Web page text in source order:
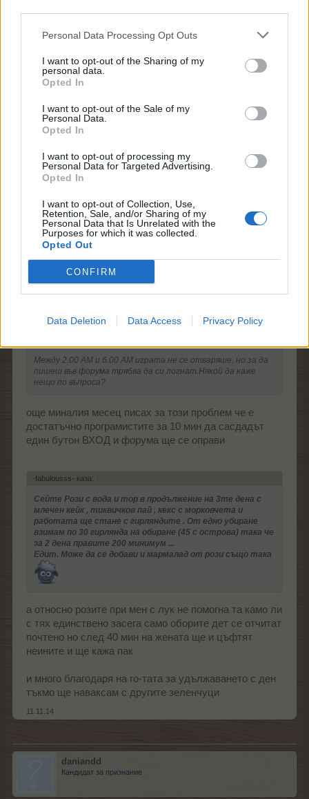
Personal Data Processing Opt Outs
I want to opt-out of the Sharing of my
personal data.
Opted In
I want to opt-out of the Sale of my
Personal Data.
Opted In
I want to opt-out of processing my
Personal Data for Targeted Advertising.
Opted In
I want to opt-out of Collection, Use,
Retention, Sale, and/or Sharing of my
Personal Data that Is Unrelated with the
Purposes for which it was collected.
Opted Out
CONFIRM
Data Deletion Data Access Privacy Policy
eeeeeeeve1 каза:↑
Е не ама мноого стисната работа с тези гирлянди де-от
1 поле и 30 дървета цяял един гирлянд
Мммм даа, и при мен вчера имаше такъв случай. На
купите ми са на дървото и съм сложила Хари
Кравайчето там, направо не повярвах на очите си
било затягано кранчето, но такова чудо не бях
виждала.
11.11.14
Между 2.00 АМ и 6.00 АМ играта не се отваряше, но за да
пишеш във форума трябва да си логнат.Някой да каже
нещо по въпроса?
още миналия месец писах за този проблем че е
достатъчно програмистите за 10 мин да сасдадът
един бутон ВХОД и форума ще се оправи
-fabulousss- каза: ↑
Сейте Рози с вода и тор в продължение на 3те дена с
млечен кейк , тиквичков пай , кекс с морковчета и
работата ще стане с гирляндите . От едно убиране
взимам по 30 гирлянда на обиране (45 с острова) така че
за 2 дена правите 200 минимум ...
Едит. Може да се добави и мармалад от рози също така
а относно розите при мен с лук не помогна та камо ли
с тях единствено засега само оборите дет се отчитат
почтено но след 40 мин на жената ще и цъфтят
неините и ще кажа пак
и много благодаря на го-тата за удължаването с ден
тъкмо ще наваксам с другите зеленчуци
11.11.14
daniandd
Кандидат за признание